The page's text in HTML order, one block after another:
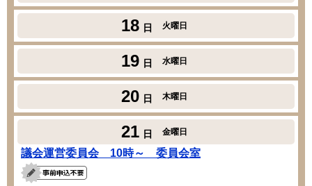
18 日 火曜日
19 日 水曜日
20 日 木曜日
21 日 金曜日
議会運営委員会 10時～ 委員会室